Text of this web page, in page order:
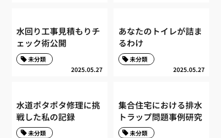
水回り工事見積もりチ
ェック術公開
2025.05.27
未分類
あなたのトイレが詰ま
るわけ
2025.05.27
未分類
水道ポタポタ修理に挑
戦した私の記録
未分類
集合住宅における排水
トラップ問題事例研究
未分類